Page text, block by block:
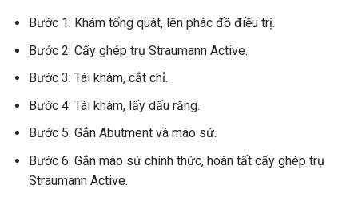
Bước 1: Khám tổng quát, lên phác đồ điều trị.
Bước 2: Cấy ghép trụ Straumann Active.
Bước 3: Tái khám, cắt chỉ.
Bước 4: Tái khám, lấy dấu răng.
Bước 5: Gắn Abutment và mão sứ.
Bước 6: Gắn mão sứ chính thức, hoàn tất cấy ghép trụ
Straumann Active.